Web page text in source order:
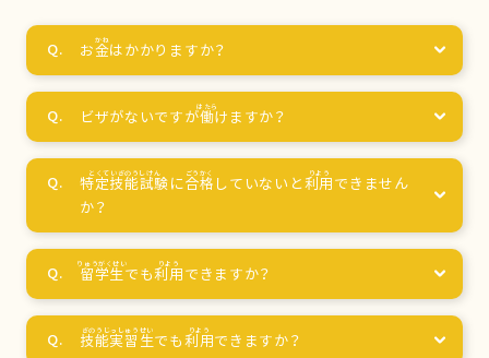
お金はかかりますか？
ビザがないですが働けますか？
特定技能試験に合格 していないと利用 できません
か？
留学生でも利用 できますか？
技能実習生でも利用できますか？